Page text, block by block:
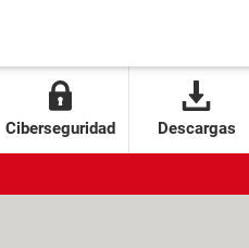
Ciberseguridad Descargas